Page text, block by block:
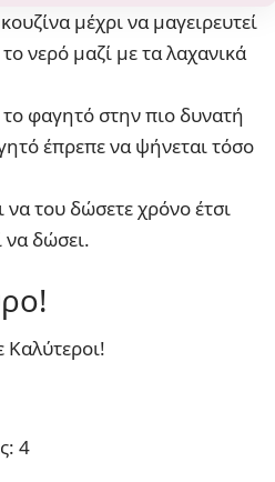
μέχρι να μαγειρευτεί
νερό μαζί με τα λαχανικά
φαγητό στην πιο δυνατή
έπρεπε να ψήνεται τόσο
να του δώσετε χρόνο έτσι
να δώσει.
Καλύτεροι!
4